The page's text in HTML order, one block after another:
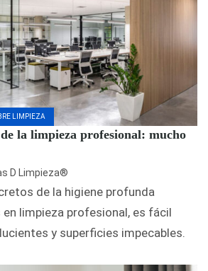
LIMPIEZA
la limpieza profesional: mucho
D Limpieza®
de la higiene profunda
en limpieza profesional, es fácil
y superficies impecables.